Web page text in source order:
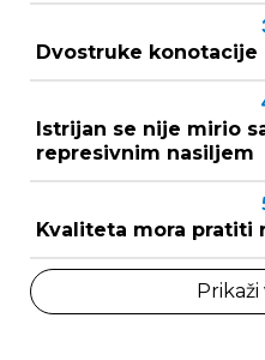
Dvostruke konotacije
Istrijan se nije mirio
represivnim nasiljem
Kvaliteta mora pratiti
Prikaži